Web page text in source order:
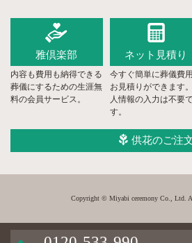
雅倶楽部
内容も費用も納得できる
葬儀にするための生涯無
料の会員サービス。
ネット 見積り
今すぐ簡単に葬儀費
お見積りができます
人情報の入力は不要
す。
供花のご注
Copyright © Miyabi ceremony Co., Ltd.